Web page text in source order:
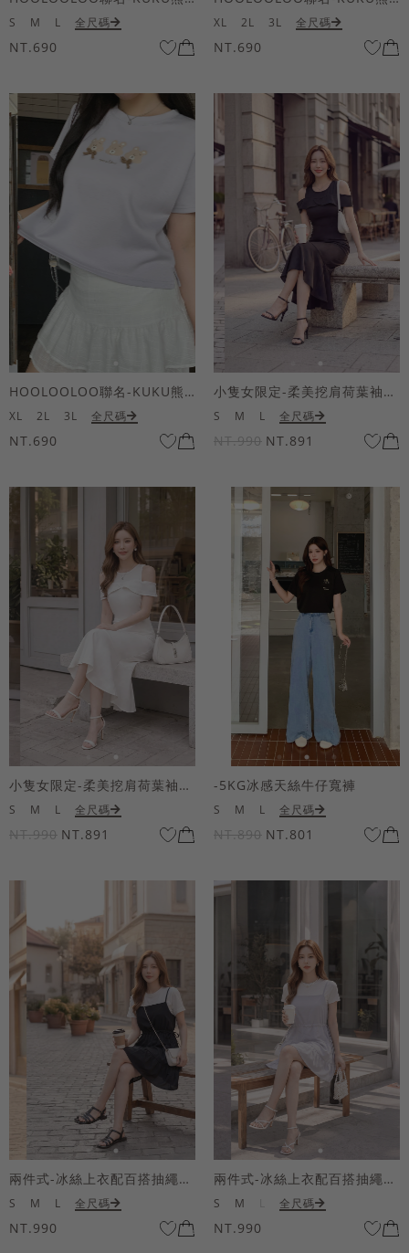
S M L 全尺碼
NT.690
XL 2L 3L 全尺碼
NT.690
HOOLOOLOO聯名-KUKU熊蝴蝶結短袖上衣
XL 2L 3L 全尺碼
NT.690
小隻女限定-柔美挖肩荷葉袖魚尾長洋裝
S M L 全尺碼
NT.990 NT.891
小隻女限定-柔美挖肩荷葉袖魚尾長洋裝
S M L 全尺碼
NT.990 NT.891
-5KG冰感天絲牛仔寬褲
S M L 全尺碼
NT.890 NT.801
兩件式-冰絲上衣配百搭抽繩短洋裝
S M L 全尺碼
NT.990
兩件式-冰絲上衣配百搭抽繩短洋裝
S M 全尺碼
NT.990